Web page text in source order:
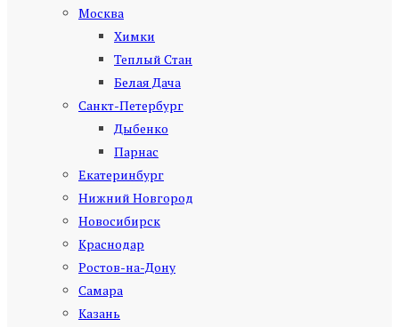
Москва
Химки
Теплый Стан
Белая Дача
Санкт-Петербург
Дыбенко
Парнас
Екатеринбург
Нижний Новгород
Новосибирск
Краснодар
Ростов-на-Дону
Самара
Казань